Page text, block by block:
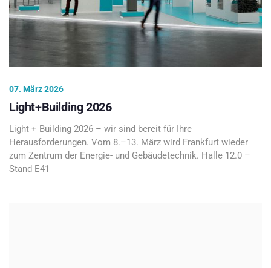
07. März 2026
Light+Building 2026
Light + Building 2026 – wir sind bereit für Ihre
Herausforderungen. Vom 8.–13. März wird Frankfurt wieder
zum Zentrum der Energie- und Gebäudetechnik. Halle 12.0 –
Stand E41